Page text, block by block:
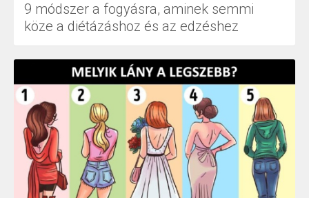
9 módszer a fogyásra, aminek semmi
köze a diétázáshoz és az edzéshez